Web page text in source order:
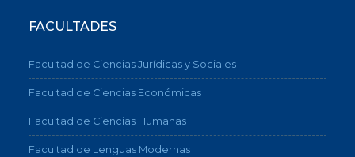
FACULTADES
Facultad de Ciencias Jurídicas y Sociales
Facultad de Ciencias Económicas
Facultad de Ciencias Humanas
Facultad de Lenguas Modernas